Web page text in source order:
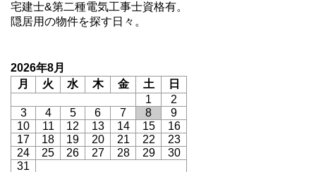
宅建士&第二種電気工事士資格有。
隠居用の物件を探す日々。
2026年8月
月
火 水 木 金 土
日
1
2
3
4 5 6 7 8
9
10
11 12 13 14 15
16
17
18 19 20 21 22
23
24
25 26 27 28 29
30
31